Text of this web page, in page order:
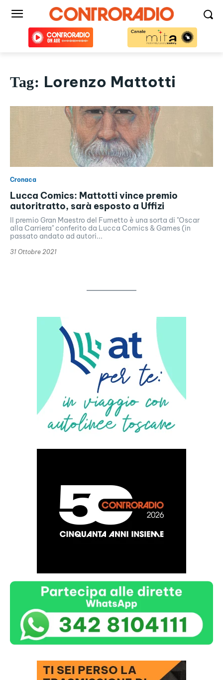
Tag: Lorenzo Mattotti
Cronaca
Lucca Comics: Mattotti vince premio
autoritratto, sarà esposto a Uffizi
Il premio Gran Maestro del Fumetto è una sorta di "Oscar
alla Carriera" conferito da Lucca Comics & Games (in
passato andato ad autori...
31 Ottobre 2021